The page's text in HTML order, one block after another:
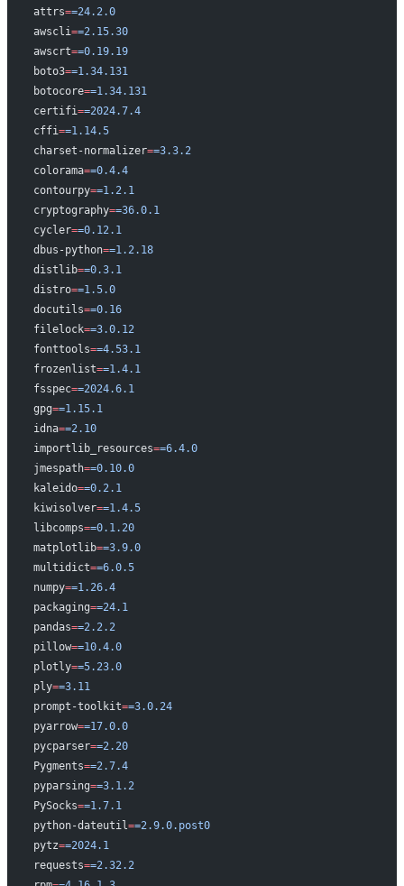
attrs==24.2.0
awscli==2.15.30
awscrt==0.19.19
boto3==1.34.131
botocore==1.34.131
certifi==2024.7.4
cffi==1.14.5
charset-normalizer==3.3.2
colorama==0.4.4
contourpy==1.2.1
cryptography==36.0.1
cycler==0.12.1
dbus-python==1.2.18
distlib==0.3.1
distro==1.5.0
docutils==0.16
filelock==3.0.12
fonttools==4.53.1
frozenlist==1.4.1
fsspec==2024.6.1
gpg==1.15.1
idna==2.10
importlib_resources==6.4.0
jmespath==0.10.0
kaleido==0.2.1
kiwisolver==1.4.5
libcomps==0.1.20
matplotlib==3.9.0
multidict==6.0.5
numpy==1.26.4
packaging==24.1
pandas==2.2.2
pillow==10.4.0
plotly==5.23.0
ply==3.11
prompt-toolkit==3.0.24
pyarrow==17.0.0
pycparser==2.20
Pygments==2.7.4
pyparsing==3.1.2
PySocks==1.7.1
python-dateutil==2.9.0.post0
pytz==2024.1
requests==2.32.2